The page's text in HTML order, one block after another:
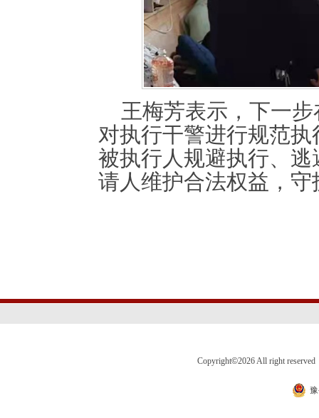
王梅芳表示，下一步
对执行干警进行规范
被执行人规避执行、
请人维护合法权益，
Copyright©2026 All right